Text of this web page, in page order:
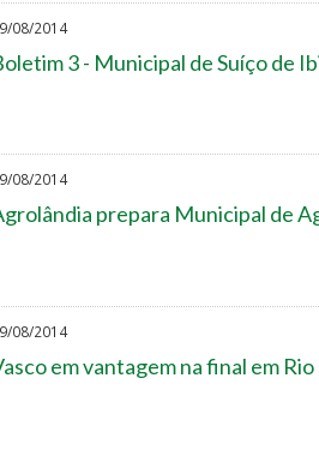
08/2014
3 - Municipal de Suíço de
08/2014
prepara Municipal de
08/2014
em vantagem na final em